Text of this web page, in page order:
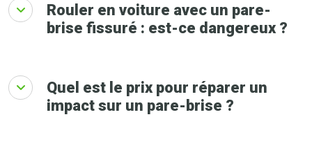
Rouler en voiture avec un pare-
brise fissuré : est-ce dangereux ?
Quel est le prix pour réparer un
impact sur un pare-brise ?